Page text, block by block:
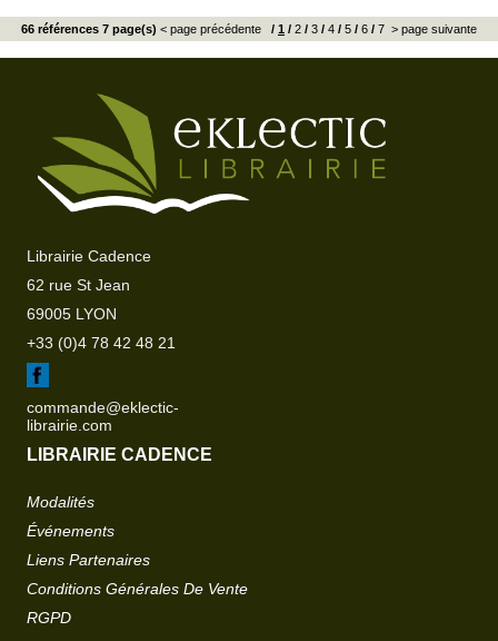
66 références 7 page(s) < page précédente / 1 / 2 / 3 / 4 / 5 / 6 / 7 > page suivante
Librairie Cadence
62 rue St Jean
69005 LYON
+33 (0)4 78 42 48 21
commande@eklectic-
librairie.com
LIBRAIRIE CADENCE
Modalités
Événements
Liens Partenaires
Conditions Générales De Vente
RGPD